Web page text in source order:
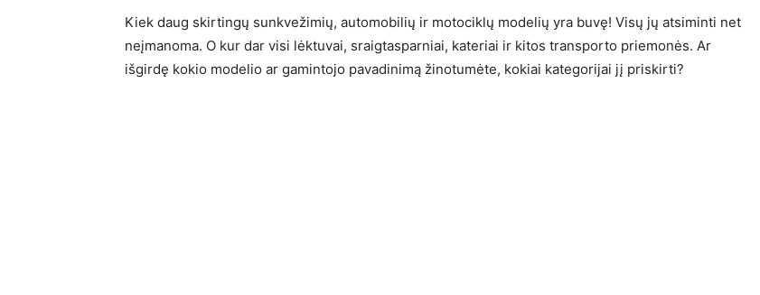
Kiek daug skirtingų sunkvežimių, automobilių ir motociklų modelių yra buvę! Visų jų atsiminti net
neįmanoma. O kur dar visi lėktuvai, sraigtasparniai, kateriai ir kitos transporto priemonės. Ar
išgirdę kokio modelio ar gamintojo pavadinimą žinotumėte, kokiai kategorijai jį priskirti?